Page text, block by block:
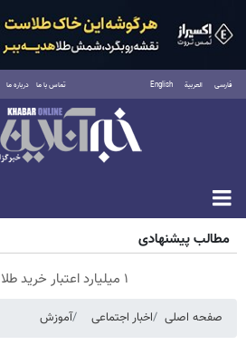
فارسی العربية English تماس با ما درباره ما
جمعه ۱۶ مرداد ۱۴۰۵
مطالب پیشنهادی
۱ میلیارد اعتبار خرید طلا | بدون ضامن و چک
صفحه اصلی اخبار اجتماعی آموزش